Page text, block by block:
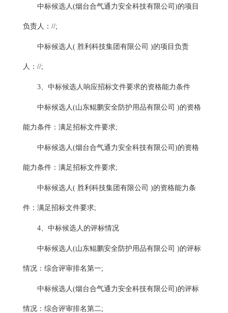
中标候选人(烟台合气通力安全科技有限公司)的项目
负责人：//;
中标候选人( 胜利科技集团有限公司 )的项目负责
人：//;
3、中标候选人响应招标文件要求的资格能力条件
中标候选人(山东鲲鹏安全防护用品有限公司 )的资格
能力条件：满足招标文件要求;
中标候选人(烟台合气通力安全科技有限公司)的资格
能力条件：满足招标文件要求;
中标候选人( 胜利科技集团有限公司 )的资格能力条
件：满足招标文件要求;
4、中标候选人的评标情况
中标候选人(山东鲲鹏安全防护用品有限公司 )的评标
情况：综合评审排名第一;
中标候选人(烟台合气通力安全科技有限公司)的评标
情况：综合评审排名第二;